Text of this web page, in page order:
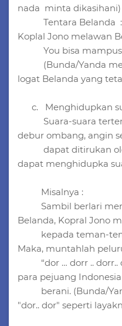
nada minta dikasihani)
Tentara Belanda :
Koplal Jono melawan
You bisa mampus,
(Bunda/Yanda
logat Belanda yang
c. Menghidupkan
Suara-suara
debur ombang, angin
dapat ditirukan
dapat menghidupka
Misalnya :
Sambil berlari
Belanda, Kopral Jono
kepada teman-
Maka, muntahlah
“dor … dorr .. dorr..
para pejuang
berani. (Bunda/
"dor.. dor" seperti